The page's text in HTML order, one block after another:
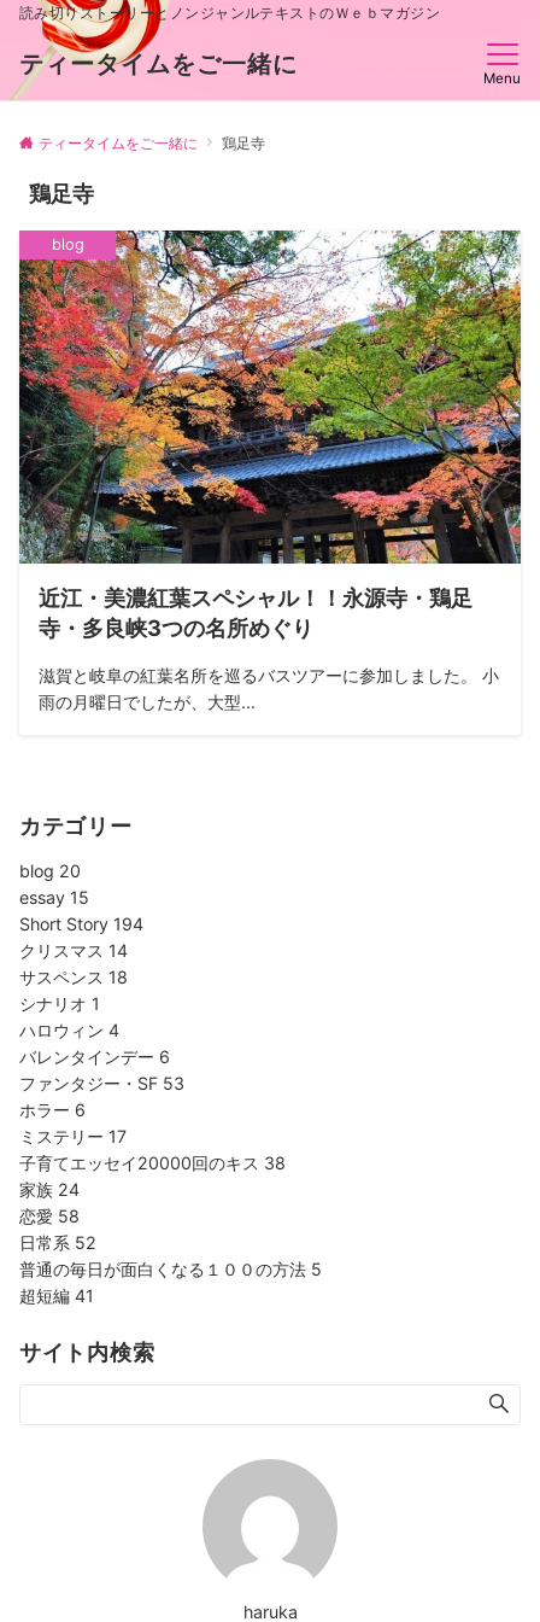
読み切りストーリーとノンジャンルテキストのＷｅｂマガジン
ティータイムをご一緒に Menu
ティータイムをご一緒に 鶏足寺
鶏足寺
blog
近江・美濃紅葉スペシャル！！永源寺・鶏足
寺・多良峡3つの名所めぐり
滋賀と岐阜の紅葉名所を巡るバスツアーに参加しました。 小
雨の月曜日でしたが、大型...
カテゴリー
blog 20
essay 15
Short Story 194
クリスマス 14
サスペンス 18
シナリオ 1
ハロウィン 4
バレンタインデー 6
ファンタジー・SF 53
ホラー 6
ミステリー 17
子育てエッセイ20000回のキス 38
家族 24
恋愛 58
日常系 52
普通の毎日が面白くなる１００の方法 5
超短編 41
サイト内検索
haruka